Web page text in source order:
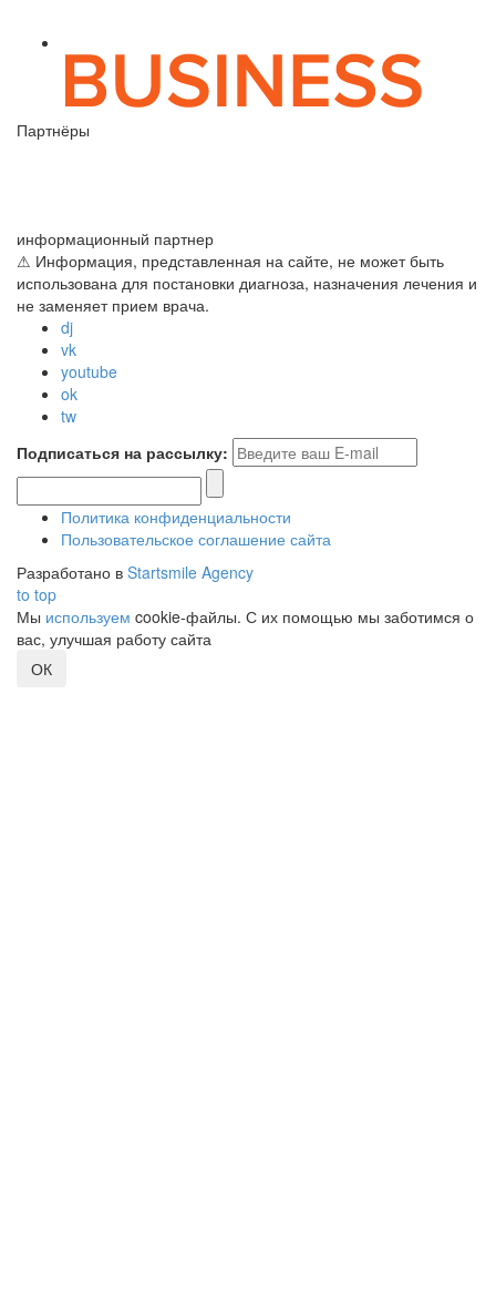
Партнёры
информационный партнер
⚠ Информация, представленная на сайте, не может быть
использована для постановки диагноза, назначения лечения и
не заменяет прием врача.
dj
vk
youtube
ok
tw
Подписаться на рассылку:
Политика конфиденциальности
Пользовательское соглашение сайта
Разработано в Startsmile Agency
to top
Мы используем cookie-файлы. С их помощью мы заботимся о
вас, улучшая работу сайта
ОК